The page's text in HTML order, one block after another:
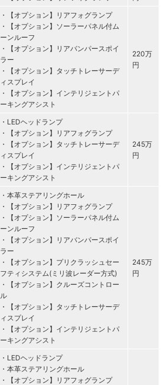
・【オプション】リアフォグランプ
・【オプション】ソーラーパネル付ム
ーンルーフ
・【オプション】リアバンパースポイ
ラー
・【オプション】タッチトレーサーデ
ィスプレイ
・【オプション】インテリジェントパ
ーキングアシスト
220万
円
・LEDヘッドランプ
・【オプション】リアフォグランプ
・【オプション】タッチトレーサーデ
ィスプレイ
・【オプション】インテリジェントパ
ーキングアシスト
245万
円
・本革ステアリングホール
・【オプション】リアフォグランプ
・【オプション】ソーラーパネル付ム
ーンルーフ
・【オプション】リアバンパースポイ
ラー
・【オプション】プリクラッシュセー
フティシステム(ミリ波レーダー方式)
・【オプション】クルーズコントロー
ル
・【オプション】タッチトレーサーデ
ィスプレイ
・【オプション】インテリジェントパ
ーキングアシスト
245万
円
・LEDヘッドランプ
・本革ステアリングホール
・【オプション】リアフォグランプ